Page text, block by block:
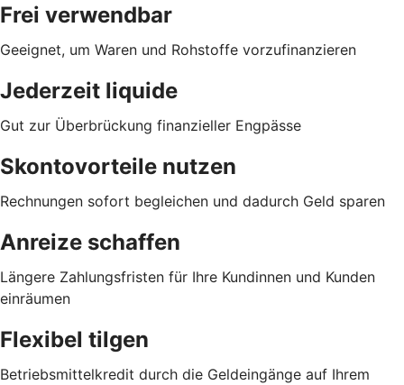
Frei verwendbar
Geeignet, um Waren und Rohstoffe vorzufinanzieren
Jederzeit liquide
Gut zur Überbrückung finanzieller Engpässe
Skontovorteile nutzen
Rechnungen sofort begleichen und dadurch Geld sparen
Anreize schaffen
Längere Zahlungsfristen für Ihre Kundinnen und Kunden
einräumen
Flexibel tilgen
Betriebsmittelkredit durch die Geldeingänge auf Ihrem